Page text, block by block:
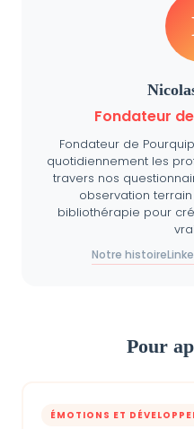
Fondateur
Fondateur de
quotidiennement les
travers nos
observation
bibliothérapie pour
Notre histoire
Pour
ÉMOTIONS ET